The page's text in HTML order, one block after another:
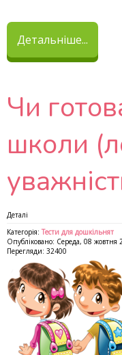
Детальніше...
Чи
школи
Деталі
Категорія: Тести для дошкільнят
Опубліковано: Середа, 08 жовтня
Перегляди: 32400